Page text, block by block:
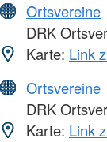
Ortsvereine
DRK
Karte: Link
Ortsvereine
DRK
Karte: Link